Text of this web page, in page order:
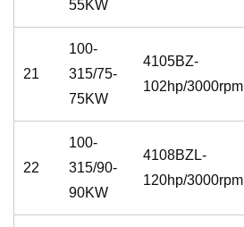
55KW
21
100-
315/75-
75KW
4105BZ-
102hp/3000rpm
22
100-
315/90-
90KW
4108BZL-
120hp/3000rpm